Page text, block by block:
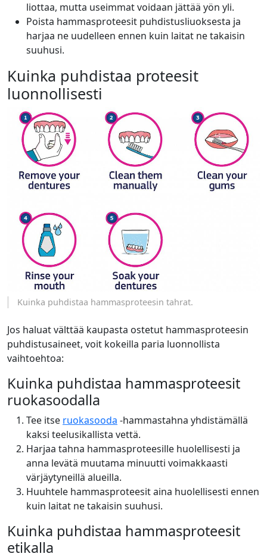
liottaa, mutta useimmat voidaan jättää yön yli.
Poista hammasproteesit puhdistusliuoksesta ja
harjaa ne uudelleen ennen kuin laitat ne takaisin
suuhusi.
Kuinka puhdistaa proteesit
luonnollisesti
Kuinka puhdistaa hammasproteesin tahrat.
Jos haluat välttää kaupasta ostetut hammasproteesin
puhdistusaineet, voit kokeilla paria luonnollista
vaihtoehtoa:
Kuinka puhdistaa hammasproteesit
ruokasoodalla
Tee itse ruokasooda -hammastahna yhdistämällä
kaksi teelusikallista vettä.
Harjaa tahna hammasproteesille huolellisesti ja
anna levätä muutama minuutti voimakkaasti
värjäytyneillä alueilla.
Huuhtele hammasproteesit aina huolellisesti ennen
kuin laitat ne takaisin suuhusi.
Kuinka puhdistaa hammasproteesit
etikalla